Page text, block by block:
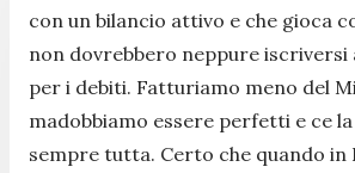
con un bilancio attivo e che gioca
non dovrebbero neppure iscriversi
per i debiti. Fatturiamo meno del
madobbiamo essere perfetti e ce
sempre tutta. Certo che quando in